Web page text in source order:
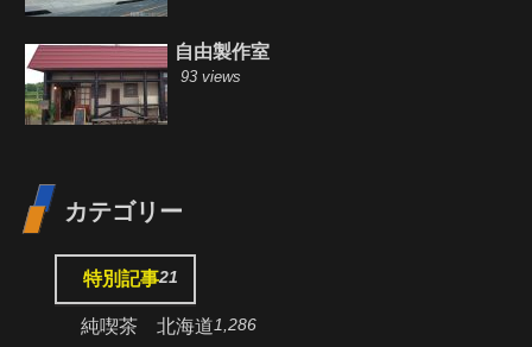
自由製作室
93 views
カテゴリー
特別記事21
純喫茶 北海道1,286